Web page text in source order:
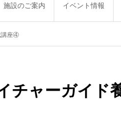
施設のご案内 イベント情報
講座④
チャーガイド